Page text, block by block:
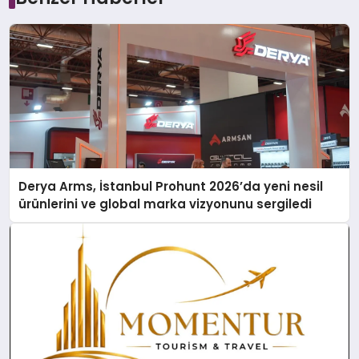
Derya Arms, İstanbul Prohunt 2026’da yeni nesil
ürünlerini ve global marka vizyonunu sergiledi